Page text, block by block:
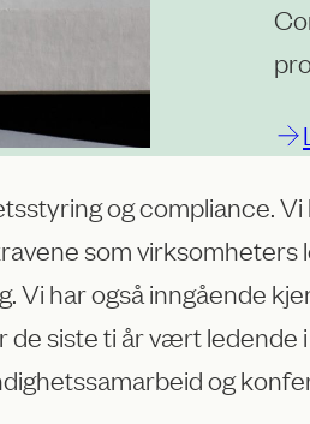
og compliance.
som
Vi har også inngående
siste ti år vært
og